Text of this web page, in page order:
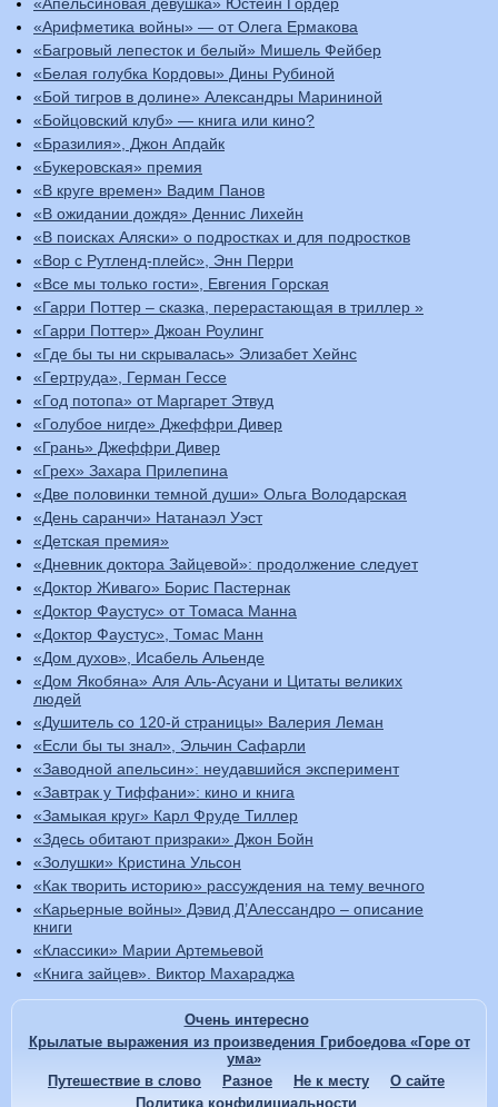
«Апельсиновая девушка» Юстейн Гордер
«Арифметика войны» — от Олега Ермакова
«Багровый лепесток и белый» Мишель Фейбер
«Белая голубка Кордовы» Дины Рубиной
«Бой тигров в долине» Александры Марининой
«Бойцовский клуб» — книга или кино?
«Бразилия», Джон Апдайк
«Букеровская» премия
«В круге времен» Вадим Панов
«В ожидании дождя» Деннис Лихейн
«В поисках Аляски» о подростках и для подростков
«Вор с Рутленд-плейс», Энн Перри
«Все мы только гости», Евгения Горская
«Гарри Поттер – сказка, перерастающая в триллер »
«Гарри Поттер» Джоан Роулинг
«Где бы ты ни скрывалась» Элизабет Хейнс
«Гертруда», Герман Гессе
«Год потопа» от Маргарет Этвуд
«Голубое нигде» Джеффри Дивер
«Грань» Джеффри Дивер
«Грех» Захара Прилепина
«Две половинки темной души» Ольга Володарская
«День саранчи» Натанаэл Уэст
«Детская премия»
«Дневник доктора Зайцевой»: продолжение следует
«Доктор Живаго» Борис Пастернак
«Доктор Фаустус» от Томаса Манна
«Доктор Фаустус», Томас Манн
«Дом духов», Исабель Альенде
«Дом Якобяна» Аля Аль-Асуани и Цитаты великих
людей
«Душитель со 120-й страницы» Валерия Леман
«Если бы ты знал», Эльчин Сафарли
«Заводной апельсин»: неудавшийся эксперимент
«Завтрак у Тиффани»: кино и книга
«Замыкая круг» Карл Фруде Тиллер
«Здесь обитают призраки» Джон Бойн
«Золушки» Кристина Ульсон
«Как творить историю» рассуждения на тему вечного
«Карьерные войны» Дэвид Д’Алессандро – описание
книги
«Классики» Марии Артемьевой
«Книга зайцев». Виктор Махараджа
Очень интересно
Крылатые выражения из произведения Грибоедова «Горе от
ума»
Путешествие в слово
Разное Не к месту
О сайте
Политика конфидициальности